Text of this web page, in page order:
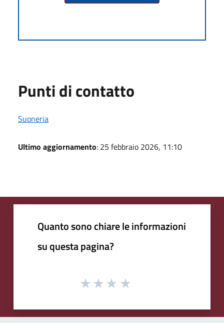
Punti di contatto
Suoneria
Ultimo aggiornamento: 25 febbraio 2026, 11:10
Quanto sono chiare le informazioni
su questa pagina?